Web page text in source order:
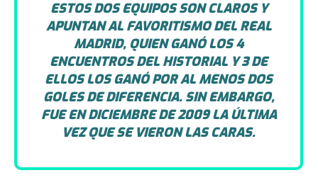
Real Madrid H.A. -1.5
EL DATO: LOS ANTECEDENTES ENTRE
ESTOS DOS EQUIPOS SON CLAROS Y
APUNTAN AL FAVORITISMO DEL REAL
MADRID, QUIEN GANÓ LOS 4
ENCUENTROS DEL HISTORIAL Y 3 DE
ELLOS LOS GANÓ POR AL MENOS DOS
FUE EN DICIEMBRE DE 2009 LA ÚLTIMA